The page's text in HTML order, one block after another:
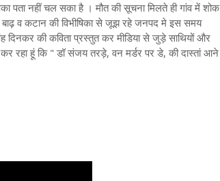
पता नहीं चल सका है । मौत की सूचना मिलते ही गांव में शोक
व कटान की विभीषिका से जूझ रहे जनपद मे इस समय
दिनकर की कविता प्रस्तुत कर मीडिया से जुड़े साथियों और
रहा हूं कि " डॉ संजय तरड़े, वन मर्डर पर डे, की दास्तां आने